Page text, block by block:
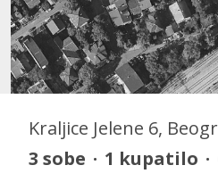
Kraljice Jelene 6,
3 sobe · 1 kupatilo ·